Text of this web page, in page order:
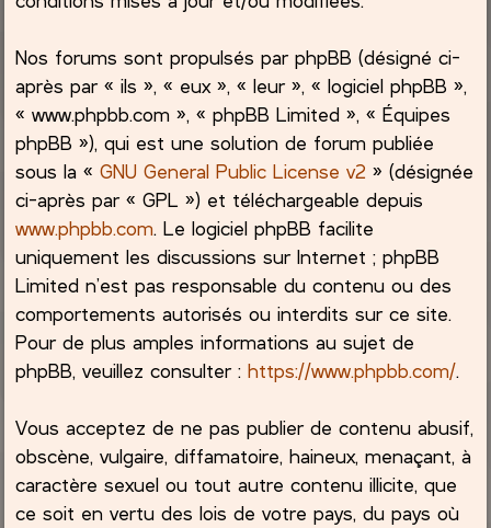
Nos forums sont propulsés par phpBB (désigné ci-
après par « ils », « eux », « leur », « logiciel phpBB »,
« www.phpbb.com », « phpBB Limited », « Équipes
phpBB »), qui est une solution de forum publiée
sous la «GNU General Public License v2 » (désignée
ci-après par « GPL ») et téléchargeable depuis
www.phpbb.com. Le logiciel phpBB facilite
uniquement les discussions sur Internet ; phpBB
Limited n’est pas responsable du contenu ou des
comportements autorisés ou interdits sur ce site.
Pour de plus amples informations au sujet de
phpBB, veuillez consulter :https://www.phpbb.com/.
Vous acceptez de ne pas publier de contenu abusif,
obscène, vulgaire, diffamatoire, haineux, menaçant, à
caractère sexuel ou tout autre contenu illicite, que
ce soit en vertu des lois de votre pays, du pays où